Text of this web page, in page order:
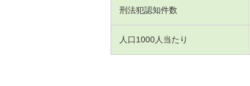
刑法犯認知件数
人口1000人当たり